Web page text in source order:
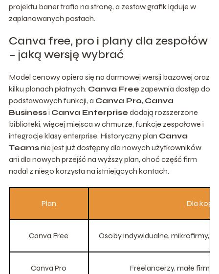
projektu baner trafia na stronę, a zestaw grafik ląduje w
zaplanowanych postach.
Canva free, pro i plany dla zespołów
– jaką wersję wybrać
Model cenowy opiera się na darmowej wersji bazowej oraz
kilku planach płatnych. Canva Free zapewnia dostęp do
podstawowych funkcji, a Canva Pro, Canva
Businessi Canva Enterprise dodają rozszerzone
biblioteki, więcej miejsca w chmurze, funkcje zespołowe i
integracje klasy enterprise. Historyczny plan Canva
Teamsnie jest już dostępny dla nowych użytkowników
ani dla nowych przejść na wyższy plan, choć część firm
nadal z niego korzysta na istniejących kontach.
Plan Dla kogo
Canva Free Osoby indywidualne, mikrofirmy,
Canva Pro Freelancerzy, małe